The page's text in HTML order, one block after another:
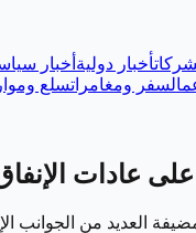
أخبار دولية أخبار
سفر ومغامراتسلع
عادات الإنفاق
العديد من